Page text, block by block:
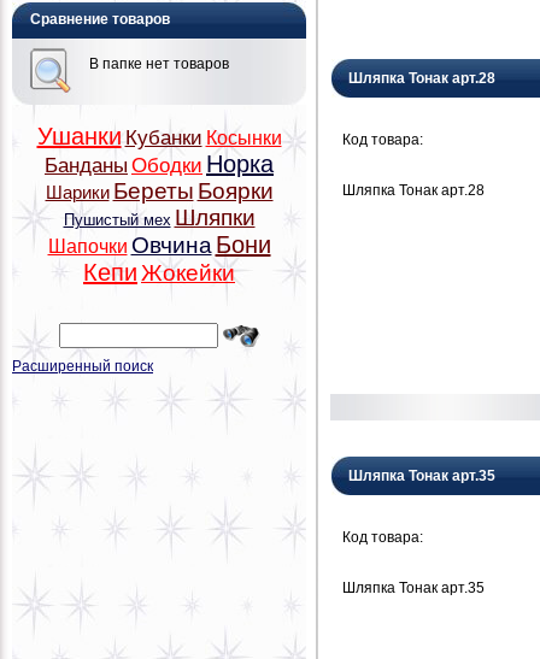
Сравнение товаров
В папке нет товаров
Ушанки Кубанки Косынки
Банданы Ободки Норка
Шарики Береты Боярки
Пушистый мех Шляпки
Шапочки Овчина Бони
Кепи Жокейки
Расширенный поиск
Шляпка Тонак арт.28
Код товара:
Шляпка Тонак арт.28
Шляпка Тонак арт.35
Код товара:
Шляпка Тонак арт.35